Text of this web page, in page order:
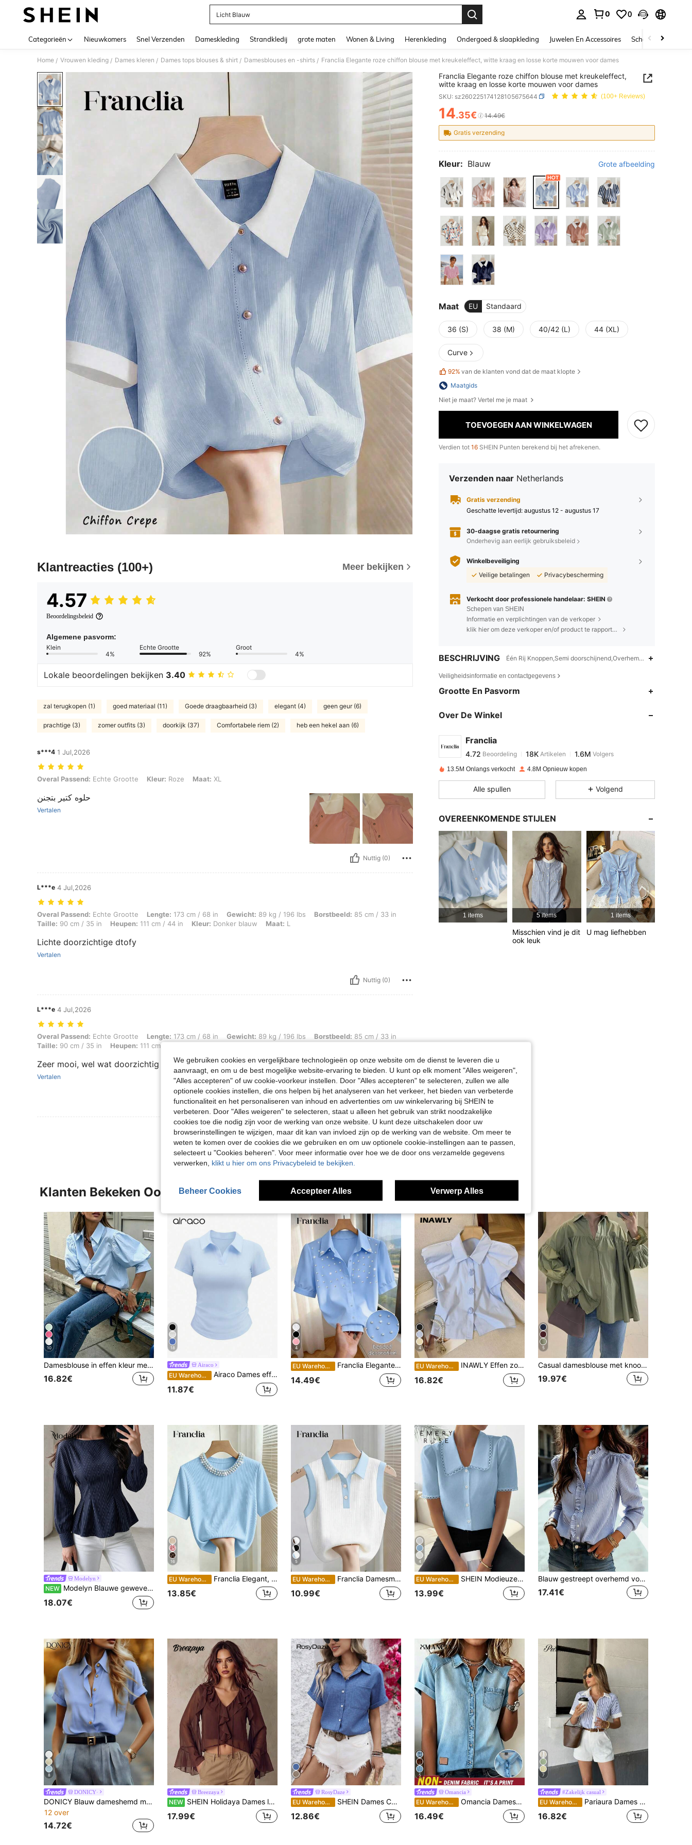
Licht Blauw
0 0
Categorieën Nieuwkomers Snel Verzenden Dameskleding Strandkledij grote maten Wonen & Living Herenkleding Ondergoed & slaapkleding Juwelen En Accessoires Schoonheid &
Home / Vrouwen kleding / Dames kleren / Dames tops blouses & shirt / Damesblouses en -shirts / Franclia Elegante roze chiffon blouse met kreukeleffect, witte kraag en losse korte mouwen voor dames
Klantreacties (100+) Meer bekijken
4.57
Beoordelingsbeleid
Algemene pasvorm:
Klein
4%
Echte Grootte
92%
Groot
4%
Lokale beoordelingen bekijken 3.40
zal terugkopen (1) goed materiaal (11) Goede draagbaarheid (3) elegant (4) geen geur (6)
prachtige (3) zomer outfits (3) doorkijk (37) Comfortabele riem (2) heb een hekel aan (6)
s***4 1 Jul,2026
Overal Passend: Echte Grootte, Kleur: Roze, Maat: XL
Overal Passend: Echte Grootte Kleur: Roze Maat: XL
حلوه كتير بتجنن
Vertalen
Nuttig (0)
L***e 4 Jul,2026
Overal Passend: Echte Grootte, Lengte: 173 cm / 68 in, Gewicht: 89 kg / 196 lbs, Borstbeeld: 85 cm / 33 in, Taille: 90 cm / 35 in, Heupen: 111 cm / 44 in, Kleur: Donker blauw, Maat: L
Overal Passend: Echte Grootte Lengte: 173 cm / 68 in Gewicht: 89 kg / 196 lbs Borstbeeld: 85 cm / 33 in
Taille: 90 cm / 35 in Heupen: 111 cm / 44 in Kleur: Donker blauw Maat: L
Lichte doorzichtige dtofy
Vertalen
Nuttig (0)
L***e 4 Jul,2026
Overal Passend: Echte Grootte, Lengte: 173 cm / 68 in, Gewicht: 89 kg / 196 lbs, Borstbeeld: 85 cm / 33 in, Taille: 90 cm / 35 in, Heupen: 111 cm / 44 in, Lichaamsvorm: Zandloper, Kleur: Abrikoos, Maat: L
Overal Passend: Echte Grootte Lengte: 173 cm / 68 in Gewicht: 89 kg / 196 lbs Borstbeeld: 85 cm / 33 in
Taille: 90 cm / 35 in Heupen: 111 cm / 44 in
Zeer mooi, wel wat doorzichtig
Vertalen
Nuttig (0)
Meer Beoordelingen Bekijken
Franclia Elegante roze chiffon blouse met kreukeleffect,
witte kraag en losse korte mouwen voor dames
SKU: sz260225174128105675644 (100+ Reviews)
PRICE AND AVAILABILITY
14.35€ 14.49€
Gratis verzending
Kleur: Blauw Grote afbeelding
Maat EU Standaard
36 (S) 38 (M) 40/42 (L) 44 (XL)
Curve
92% van de klanten vond dat de maat klopte
Maatgids
Niet je maat? Vertel me je maat
TOEVOEGEN AAN WINKELWAGEN
Verdien tot 16 SHEIN Punten berekend bij het afrekenen.
Verzenden naar Netherlands
Gratis verzending
Geschatte levertijd: augustus 12 - augustus 17
30-daagse gratis retournering
Onderhevig aan eerlijk gebruiksbeleid
Winkelbeveiliging
Veilige betalingen
Privacybescherming
Verkocht door professionele handelaar: SHEIN
Schepen van SHEIN
Informatie en verplichtingen van de verkoper
klik hier om deze verkoper en/of product te rapporteren.
BESCHRIJVING Één Rij Knoppen,Semi doorschijnend,Overhemdkraag
Veiligheidsinformatie en contactgegevens
Grootte En Pasvorm
Over De Winkel
Franclia
4.72
4.72
l***sbetaalde1 dag geleden
4.72 18K
4.72 18K 1.6M
4.72 18K 1.6M
18K 1.6M
13.5M Onlangs verkocht 4.8M Opnieuw kopen
Alle spullen Volgend
OVEREENKOMENDE STIJLEN
1 items 5 items
Misschien vind je dit
ook leuk
1 items
U mag liefhebben
Klanten Bekeken Ook
10
Damesblouse in effen kleur met halflange mouwen, pofmouwontwerp, losse pasvorm, vintage casual, geschikt voor dagelijks gebruik, daten, zakelijk, elegante zomer
16.82€
18
Airaco
EU Warehouse Airaco Dames effenkleurig geruit jersey T-shirt met korte mouwen en kraag voor casual gebruik
11.87€
4
EU Warehouse Franclia Elegante getailleerde blouse met kraag en parelversiering, korte mouwen, geschikt voor dames, casual of zakelijk gebruik.
14.49€
4
EU Warehouse INAWLY Effen zomerblouse met 3D-bloemenmotief voor dames
16.82€
5
Casual damesblouse met knoopjes en decoratieve klokmouwen, effen polyester blouse voor de lente.
19.97€
Modelyn
NEW Modelyn Blauwe geweven gestreepte blouse met lange mouwen, geplooide taille en A-lijn voor dames, elegant en casual
18.07€
16
EU Warehouse Franclia Elegant, getailleerd T-shirt met ronde hals, kralen en korte mouwen, geribbeld, voor dames
13.85€
5
EU Warehouse Franclia Damesmode: Mouwloze tanktop met contrasterende kleuren
10.99€
4
EU Warehouse SHEIN Modieuze blouse met kanten patchwork en korte mouwen, effen kleur, geschikt voor de zomer
13.99€
Blauw gestreept overhemd voor dames met rucheskraag, lange reguliere mouwen met knoopdetails, standaardlengte, perfect voor lente, zomer en herfst, Franse meisjesstijl
17.41€
8
DONICY·
DONICY Blauw dameshemd met korte mouwen, satijnen textuur, revers met gouden knopen, veelzijdige stijl voor kantoor en dagelijks casual gebruik
12 over
14.72€
Breezaya
NEW SHEIN Holidaya Dames lente/herfst woon-werkverkeer & date V-hals blouse met ruches en lange mouwen
17.99€
RosyDaze
EU Warehouse SHEIN Dames Casual Effen Korte Mouw Zomer Shirt Met H-vormig Kraagontwerp, Korte Mouw Tops
12.86€
5
Omancia
EU Warehouse Omancia Damesoverhemd met korte mouwen, enkele rij knopen en zakken, casual denimlook.
16.49€
7
#Zakelijk casual
EU Warehouse Pariaura Dames gestreept patchwork contrastkleur revers zak korte mouw casual shirt
16.82€
We gebruiken cookies en vergelijkbare technologieën op onze website om de dienst te leveren die u
aanvraagt, en om u de best mogelijke website-ervaring te bieden. U kunt op elk moment "Alles weigeren",
"Alles accepteren" of uw cookie-voorkeur instellen. Door "Alles accepteren" te selecteren, zullen we alle
optionele cookies instellen, die ons helpen bij het analyseren van het verkeer, het bieden van verbeterde
functionaliteit en het personaliseren van inhoud en advertenties om uw winkelervaring bij SHEIN te
verbeteren. Door "Alles weigeren" te selecteren, staat u alleen het gebruik van strikt noodzakelijke
cookies toe die nodig zijn voor de werking van onze website. U kunt deze uitschakelen door uw
browserinstellingen te wijzigen, maar dit kan van invloed zijn op de werking van de website. Om meer te
weten te komen over de cookies die we gebruiken en om uw optionele cookie-instellingen aan te passen,
selecteert u "Cookies beheren". Voor meer informatie over hoe we de door ons verzamelde gegevens
verwerken, klikt u hier om ons Privacybeleid te bekijken.
Beheer Cookies Accepteer Alles Verwerp Alles